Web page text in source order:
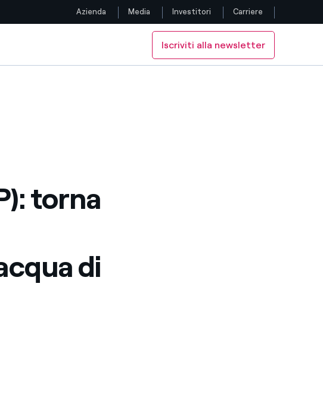
Seguici
Azienda Media Investitori Carriere
Iscriviti alla newsletter
di Enel Green Power
Capodacqua di Enel Green Power
torna
di